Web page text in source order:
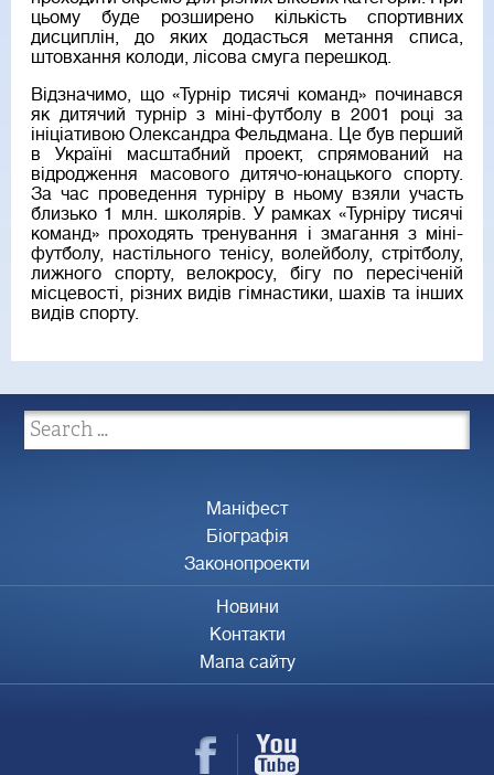
цьому буде розширено кількість спортивних
дисциплін, до яких додасться метання списа,
штовхання колоди, лісова смуга перешкод.
Відзначимо, що «Турнір тисячі команд» починався
як дитячий турнір з міні-футболу в 2001 році за
ініціативою Олександра Фельдмана. Це був перший
в Україні масштабний проект, спрямований на
відродження масового дитячо-юнацького спорту.
За час проведення турніру в ньому взяли участь
близько 1 млн. школярів. У рамках «Турніру тисячі
команд» проходять тренування і змагання з міні-
футболу, настільного тенісу, волейболу, стрітболу,
лижного спорту, велокросу, бігу по пересіченій
місцевості, різних видів гімнастики, шахів та інших
видів спорту.
Маніфест
Біографія
Законопроекти
Новини
Контакти
Мапа сайту